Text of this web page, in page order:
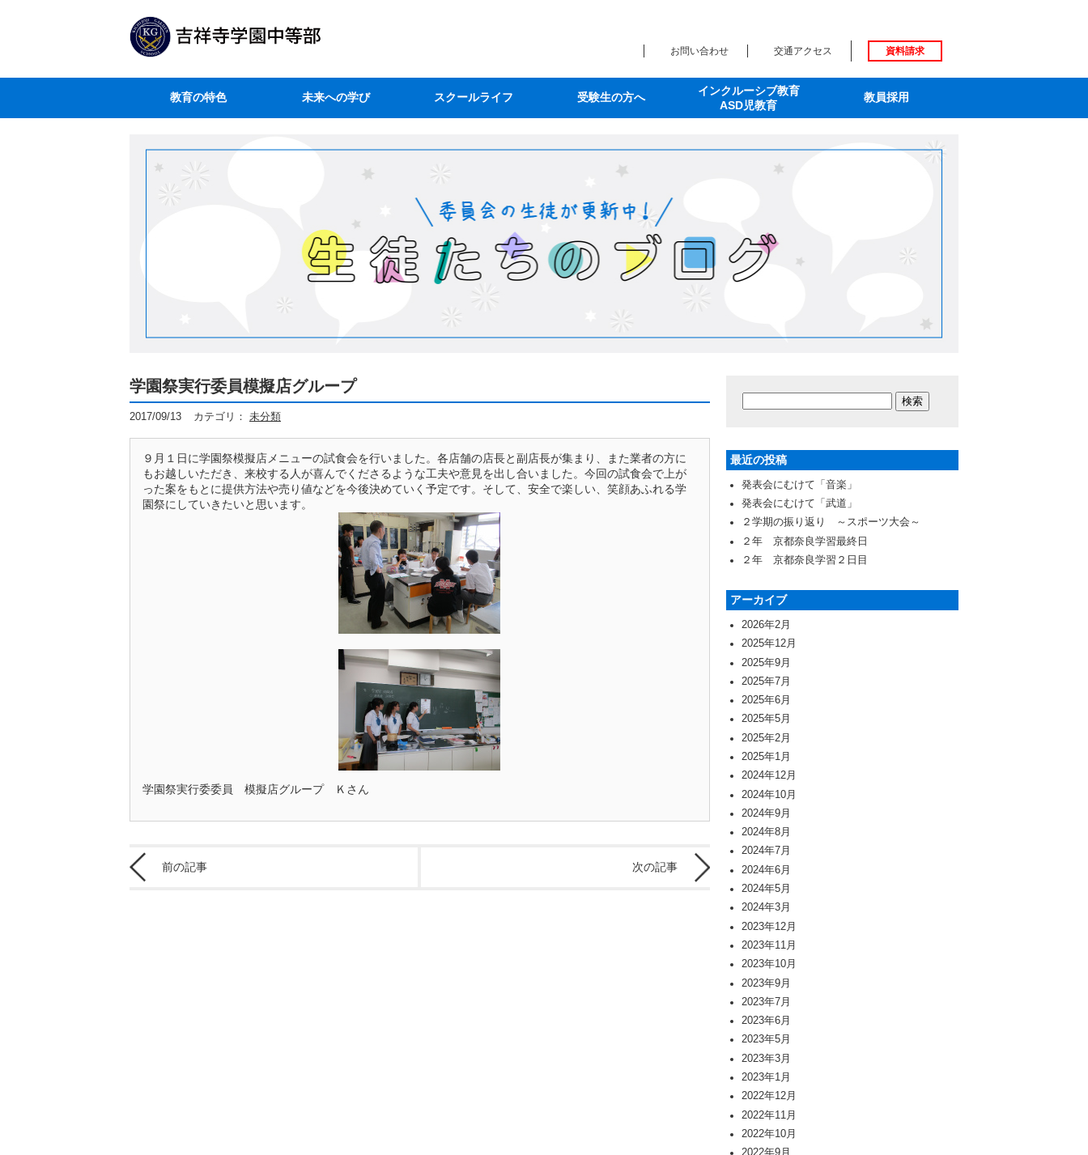
お問い合わせ 交通アクセス 資料請求
教育の特色 未来への学び スクールライフ 受験生の方へ
インクルーシブ教育
ASD児教育
教員採用
学園祭実行委員模擬店グループ
2017/09/13 カテゴリ： 未分類
９月１日に学園祭模擬店メニューの試食会を行いました。各店舗の店長と副店長が集まり、また業者の方に
もお越しいただき、来校する人が喜んでくださるような工夫や意見を出し合いました。今回の試食会で上が
った案をもとに提供方法や売り値などを今後決めていく予定です。そして、安全で楽しい、笑顔あふれる学
園祭にしていきたいと思います。
学園祭実行委委員 模擬店グループ Ｋさん
前の記事 次の記事
最近の投稿
発表会にむけて「音楽」
発表会にむけて「武道」
２学期の振り返り ～スポーツ大会～
２年 京都奈良学習最終日
２年 京都奈良学習２日目
アーカイブ
2026年2月
2025年12月
2025年9月
2025年7月
2025年6月
2025年5月
2025年2月
2025年1月
2024年12月
2024年10月
2024年9月
2024年8月
2024年7月
2024年6月
2024年5月
2024年3月
2023年12月
2023年11月
2023年10月
2023年9月
2023年7月
2023年6月
2023年5月
2023年3月
2023年1月
2022年12月
2022年11月
2022年10月